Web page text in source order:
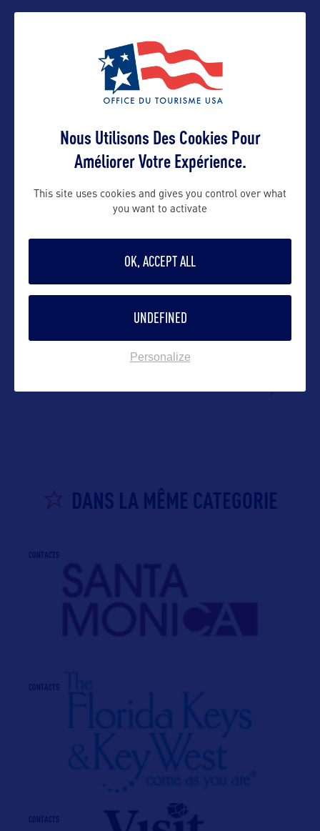
Contact pro
abi@mdsg.eu
Contact grand public
Suivre
VOIR LE SITE
DANS LA MÊME CATEGORIE
CONTACTS
CONTACTS
CONTACTS
Nous Utilisons Des Cookies Pour
Améliorer Votre Expérience.
This site uses cookies and gives you control over what
you want to activate
OK, ACCEPT ALL
UNDEFINED
Personalize